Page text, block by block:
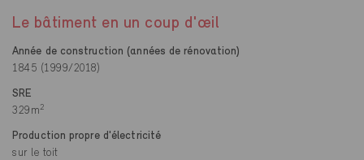
Le bâtiment en un coup d'œil
Année de construction (années de rénovation)
1845 (1999/2018)
SRE
329m2
Production propre d'électricité
sur le toit